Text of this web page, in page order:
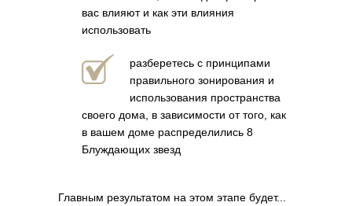
вас влияют и как эти влияния
использовать
разберетесь с принципами
правильного зонирования и
использования пространства
своего дома, в зависимости от того, как
в вашем доме распределились 8
Блуждающих звезд
Главным результатом на этом этапе будет...